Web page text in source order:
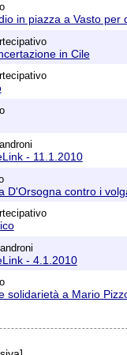
in piazza a Vasto
in Cile
- 11.1.2010
D'Orsogna contro i
- 4.1.2010
solidarietà a Mario